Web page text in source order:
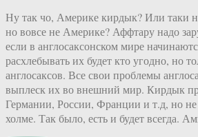
Ну так чо, Америке кирдык? Или таки
но вовсе не Америке? Аффтару надо
если в англосаксонском мире
расхлебывать их будет кто угодно, но
англосаксов. Все свои проблемы
выплеск их во внешний мир. Кирдык
Германии, России, Франции и т.д, но
холме. Так было, есть и будет всегда.